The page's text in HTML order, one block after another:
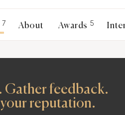
7 About Awards 5
Gather feedback.
reputation.